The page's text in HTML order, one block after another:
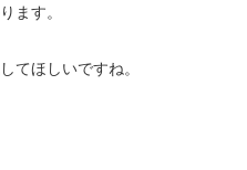
ます。
てほしいですね。